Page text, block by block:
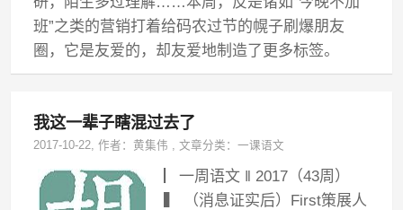
班”之类的营销打着给码农过节的幌子刷爆朋友
圈，它是友爱的，却友爱地制造了更多标签。
我这一辈子瞎混过去了
2017-10-22, 作者：黄集伟 ,文章分类：一课语文
▏一周语文 ‖ 2017（43周）
▍ （消息证实后）First策展人